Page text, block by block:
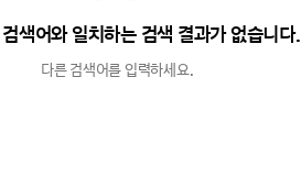
색어와 일치하는 검색 결과가 없습니다.
다른 검색어를 입력하세요.